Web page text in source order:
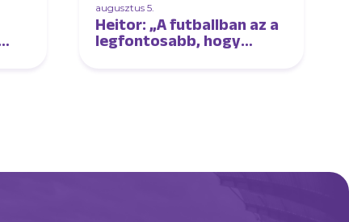
augusztus 5.
Heitor: „A futballban az a
legfontosabb, hogy